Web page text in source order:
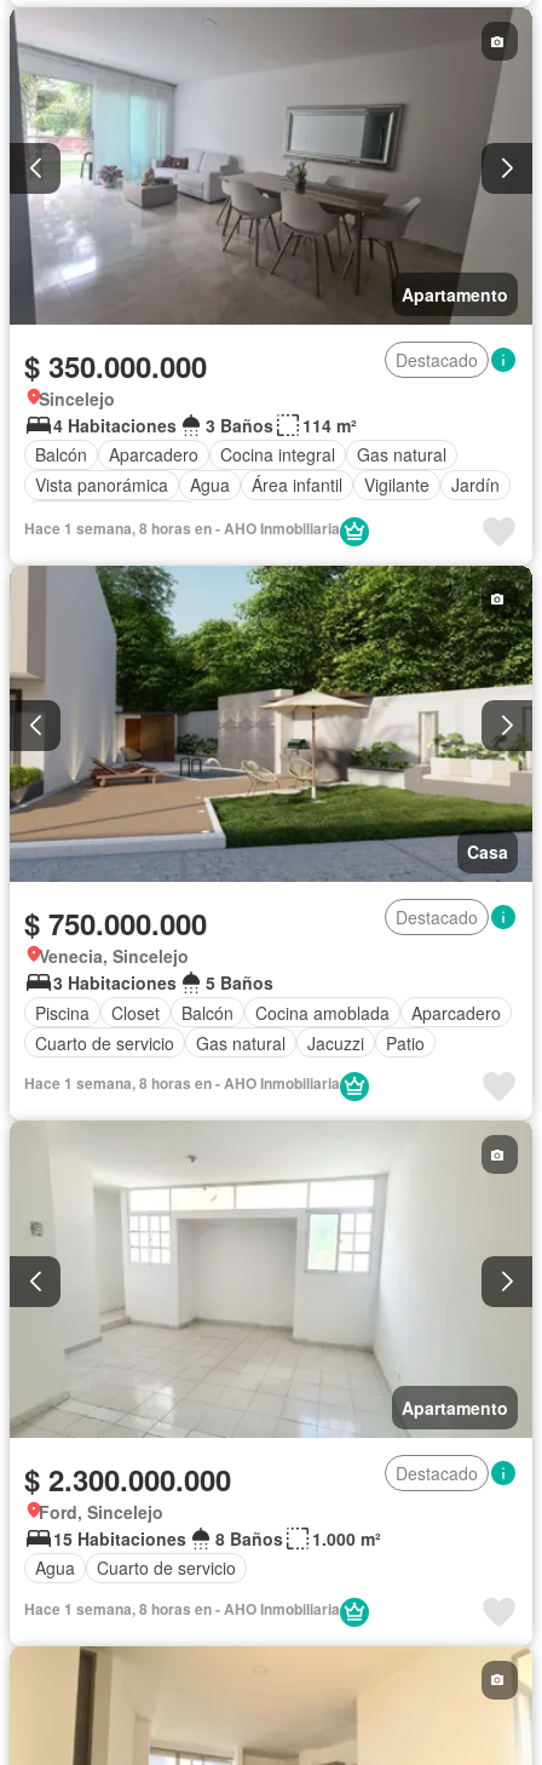
Apartamento
$ 350.000.000
Destacado
Sincelejo
4 Habitaciones
3 Baños
114 m²
Balcón
Aparcadero Cocina integral
Gas natural
Vista panorámica
Agua Área infantil Vigilante
Jardín
Hace 1 semana, 8 horas en - AHO Inmobiliaria
Casa
$ 750.000.000
Destacado
Venecia, Sincelejo
3 Habitaciones
5 Baños
Piscina
Closet Balcón Cocina amoblada
Aparcadero
Cuarto de servicio
Gas natural Jacuzzi Patio
Hace 1 semana, 8 horas en - AHO Inmobiliaria
Apartamento
$ 2.300.000.000
Destacado
Ford, Sincelejo
15 Habitaciones
8 Baños
1.000 m²
Agua
Cuarto de servicio
Hace 1 semana, 8 horas en - AHO Inmobiliaria